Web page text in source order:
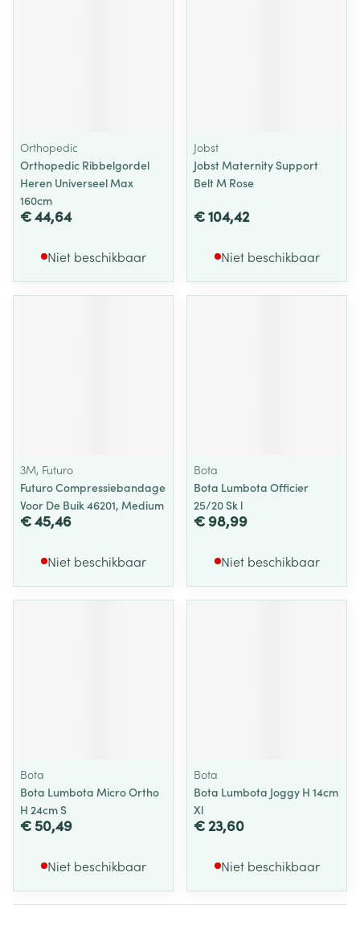
Orthopedic
Orthopedic Ribbelgordel
Heren Universeel Max
160cm
€ 44,64
Niet beschikbaar
Jobst
Jobst Maternity Support
Belt M Rose
€ 104,42
Niet beschikbaar
3M, Futuro
Futuro Compressiebandage
Voor De Buik 46201, Medium
€ 45,46
Niet beschikbaar
Bota
Bota Lumbota Officier
25/20 Sk l
€ 98,99
Niet beschikbaar
Bota
Bota Lumbota Micro Ortho
H 24cm S
€ 50,49
Niet beschikbaar
Bota
Bota Lumbota Joggy H 14cm
Xl
€ 23,60
Niet beschikbaar